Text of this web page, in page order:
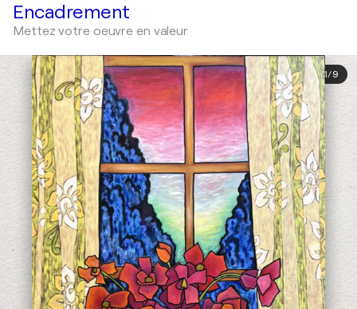
Encadrement
Mettez votre oeuvre en valeur
1/9